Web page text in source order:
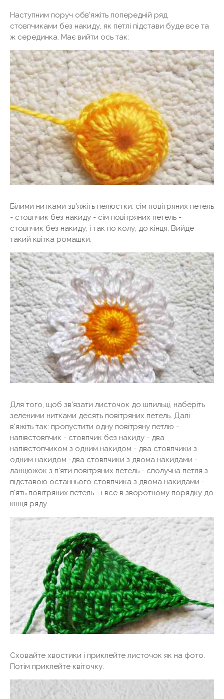
Наступним поруч обв'яжіть попередній ряд
стовпчиками без накиду, як петлі підстави буде все та
ж серединка. Має вийти ось так:
Білими нитками зв'яжіть пелюстки: сім повітряних петель
- стовпчик без накиду - сім повітряних петель -
стовпчик без накиду, і так по колу, до кінця. Вийде
такий квітка ромашки.
Для того, щоб зв'язати листочок до шпильці, наберіть
зеленими нитками десять повітряних петель. Далі
в'яжіть так: пропустити одну повітряну петлю -
напівстовпчик - стовпчик без накиду - два
напівстопчиком з одним накидом - два стовпчики з
одним накидом -два стовпчики з двома накидами -
ланцюжок з п'яти повітряних петель - сполучна петля з
підставою останнього стовпчика з двома накидами -
п'ять повітряних петель - і все в зворотному порядку до
кінця ряду.
Сховайте хвостики і приклейте листочок як на фото.
Потім приклейте квіточку.